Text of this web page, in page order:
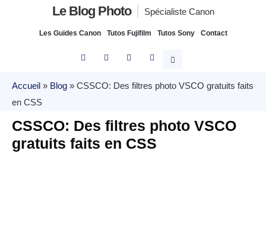
Le Blog Photo Spécialiste Canon
Les Guides Canon Tutos Fujifilm Tutos Sony Contact
Accueil » Blog » CSSCO: Des filtres photo VSCO gratuits faits
en CSS
CSSCO: Des filtres photo VSCO
gratuits faits en CSS